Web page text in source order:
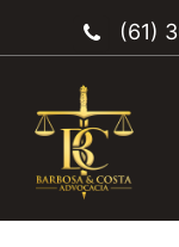
(61)